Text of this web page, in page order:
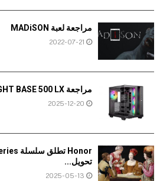
مراجعة لعبة MADiSON
2022-07-21
مراجعة be quiet! LIGHT BASE 500 LX
2025-12-20
تحويل...
2025-05-13